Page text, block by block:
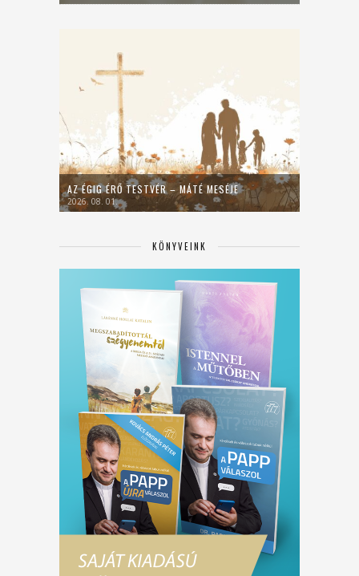
AZ ÉGIG ÉRŐ TESTVÉR – MÁTÉ MESÉJE
2026. 08. 01.
KÖNYVEINK